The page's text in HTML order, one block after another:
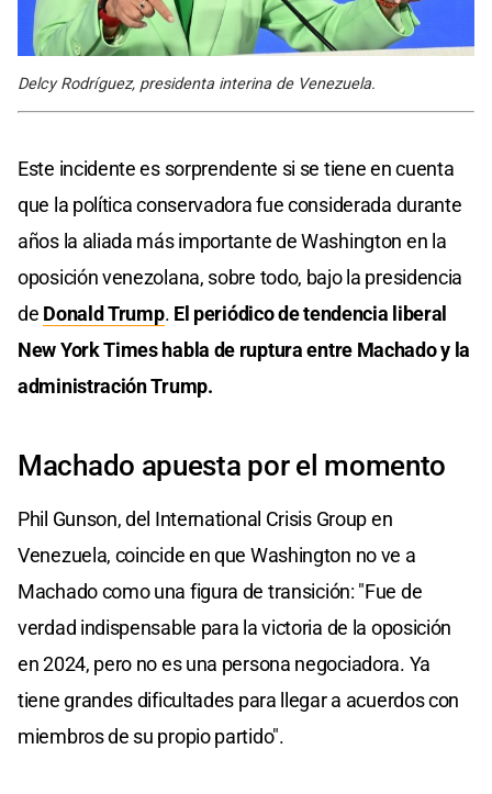
Delcy Rodríguez, presidenta interina de Venezuela.
Este incidente es sorprendente si se tiene en cuenta
que la política conservadora fue considerada durante
años la aliada más importante de Washington en la
oposición venezolana, sobre todo, bajo la presidencia
de Donald Trump. El periódico de tendencia liberal
New York Times habla de ruptura entre Machado y la
administración Trump.
Machado apuesta por el momento
Phil Gunson, del International Crisis Group en
Venezuela, coincide en que Washington no ve a
Machado como una figura de transición: "Fue de
verdad indispensable para la victoria de la oposición
en 2024, pero no es una persona negociadora. Ya
tiene grandes dificultades para llegar a acuerdos con
miembros de su propio partido".